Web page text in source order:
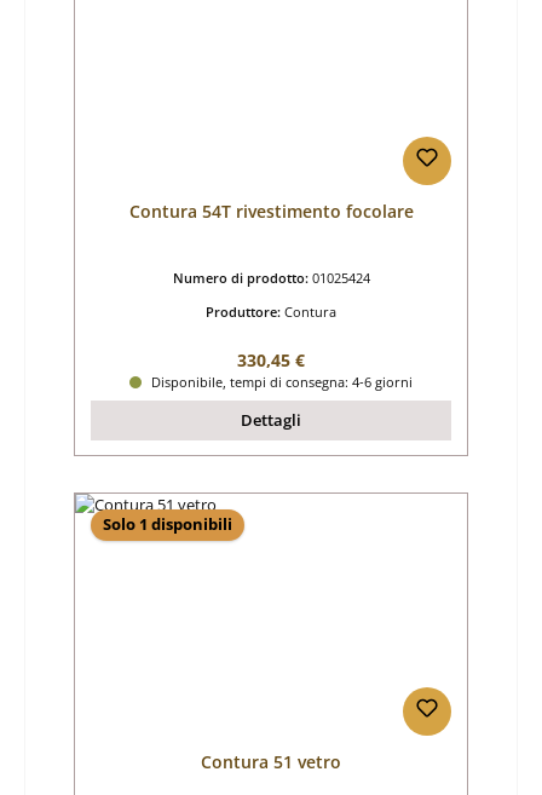
Contura 54T rivestimento focolare
Numero di prodotto: 01025424
Produttore: Contura
Prezzo normale:
330,45 €
Disponibile, tempi di consegna: 4-6 giorni
Dettagli
Solo 1 disponibili
Contura 51 vetro